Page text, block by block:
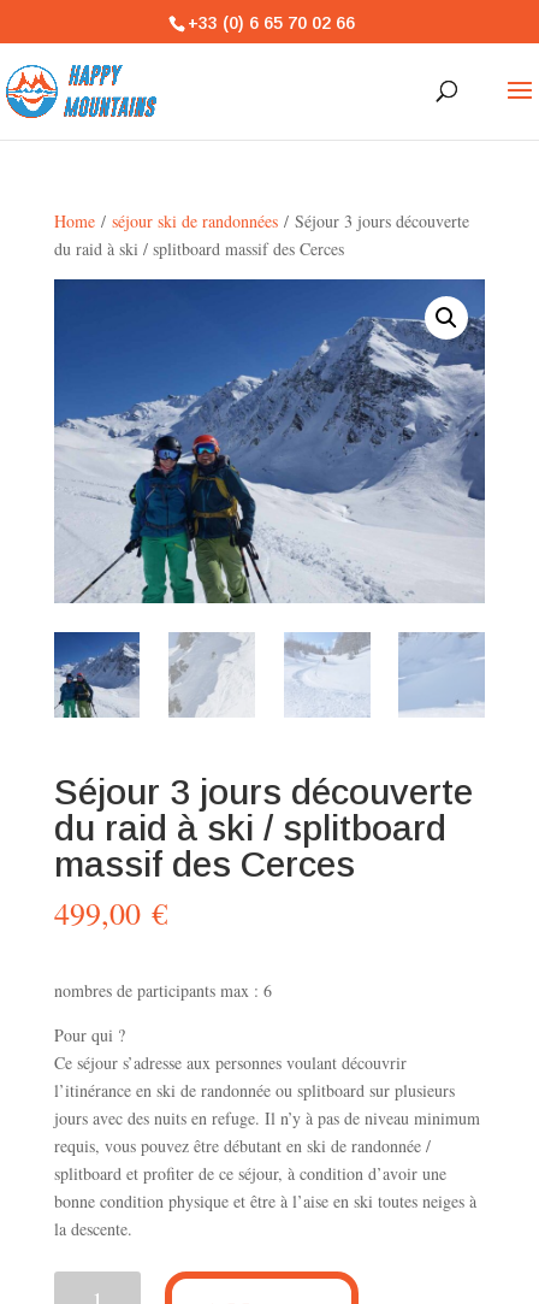
+33 (0) 6 65 70 02 66
Home/ séjour ski de randonnées/ Séjour 3 jours découverte
du raid à ski / splitboard massif des Cerces
Séjour 3 jours découverte
du raid à ski / splitboard
massif des Cerces
499,00 €
nombres de participants max : 6
Pour qui ?
Ce séjour s’adresse aux personnes voulant découvrir
l’itinérance en ski de randonnée ou splitboard sur plusieurs
jours avec des nuits en refuge. Il n’y à pas de niveau minimum
requis, vous pouvez être débutant en ski de randonnée /
splitboard et profiter de ce séjour, à condition d’avoir une
bonne condition physique et être à l’aise en ski toutes neiges à
la descente.